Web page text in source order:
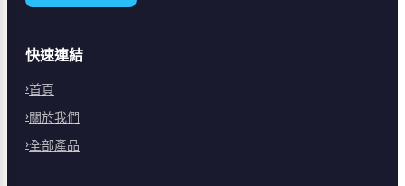
快速連結
首頁
關於我們
全部產品